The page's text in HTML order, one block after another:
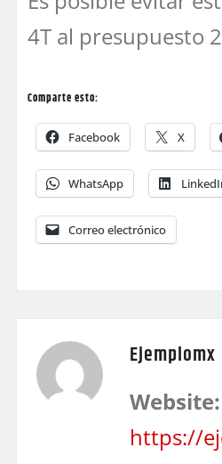
4T al presupuesto
Comparte esto:
Facebook X
WhatsApp
Correo electrónico
Ejemplomx
Website:
https://